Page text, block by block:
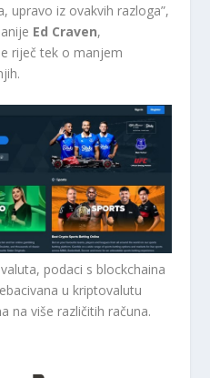
upravo iz ovakvih razloga”,
Ed Craven,
riječ tek o manjem
podaci s blockchaina
u kriptovalutu
na više različitih računa.